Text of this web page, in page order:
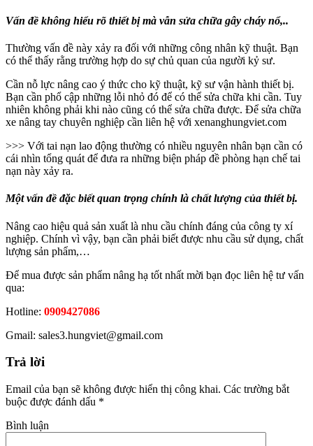
Vấn đề không hiểu rõ thiết bị mà vẫn sửa chữa gây cháy nổ,..
Thường vấn đề này xảy ra đối với những công nhân kỹ thuật. Bạn
có thể thấy rằng trường hợp do sự chủ quan của người kỷ sư.
Cần nỗ lực nâng cao ý thức cho kỹ thuật, kỹ sư vận hành thiết bị.
Bạn cần phổ cập những lỗi nhỏ đó để có thể sửa chữa khi cần. Tuy
nhiên không phải khi nào cũng có thể sửa chữa được. Để sửa chữa
xe nâng tay chuyên nghiệp cần liên hệ với xenanghungviet.com
>>> Với tai nạn lao động thường có nhiều nguyên nhân bạn cần có
cái nhìn tổng quát để đưa ra những biện pháp đề phòng hạn chế tai
nạn này xảy ra.
Một vấn đề đặc biết quan trọng chính là chất lượng của thiết bị.
Nâng cao hiệu quả sản xuất là nhu cầu chính đáng của công ty xí
nghiệp. Chính vì vậy, bạn cần phải biết được nhu cầu sử dụng, chất
lượng sản phẩm,…
Để mua được sản phẩm nâng hạ tốt nhất mời bạn đọc liên hệ tư vấn
qua:
Hotline: 0909427086
Gmail: sales3.hungviet@gmail.com
Trả lời
Email của bạn sẽ không được hiển thị công khai. Các trường bắt
buộc được đánh dấu *
Bình luận